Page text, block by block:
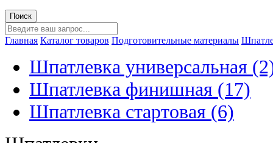
Главная Каталог товаров Подготовительные материалы
Шпатлевка универсальная
Шпатлевка финишная (17)
Шпатлевка стартовая (6)